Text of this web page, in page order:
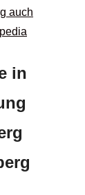
auch
in